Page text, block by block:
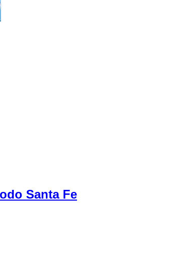
Santa Fe